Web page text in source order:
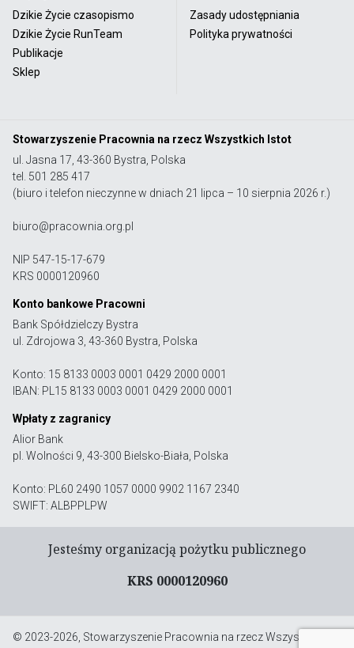
Dzikie Życie czasopismo
Dzikie Życie RunTeam
Publikacje
Sklep
Zasady udostępniania
Polityka prywatności
Stowarzyszenie Pracownia na rzecz Wszystkich Istot
ul. Jasna 17, 43-360 Bystra, Polska
tel. 501 285 417
(biuro i telefon nieczynne w dniach 21 lipca – 10 sierpnia 2026 r.)
biuro@pracownia.org.pl
NIP 547-15-17-679
KRS 0000120960
Konto bankowe Pracowni
Bank Spółdzielczy Bystra
ul. Zdrojowa 3, 43-360 Bystra, Polska
Konto: 15 8133 0003 0001 0429 2000 0001
IBAN: PL15 8133 0003 0001 0429 2000 0001
Wpłaty z zagranicy
Alior Bank
pl. Wolności 9, 43-300 Bielsko-Biała, Polska
Konto: PL60 2490 1057 0000 9902 1167 2340
SWIFT: ALBPPLPW
Jesteśmy organizacją pożytku publicznego
KRS 0000120960
© 2023-2026, Stowarzyszenie Pracownia na rzecz Wszystkich